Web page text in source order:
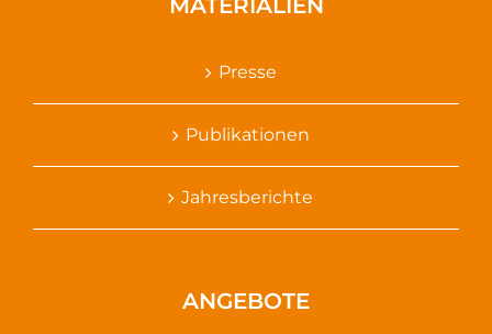
Presse
Publikationen
Jahresberichte
ANGEBOTE